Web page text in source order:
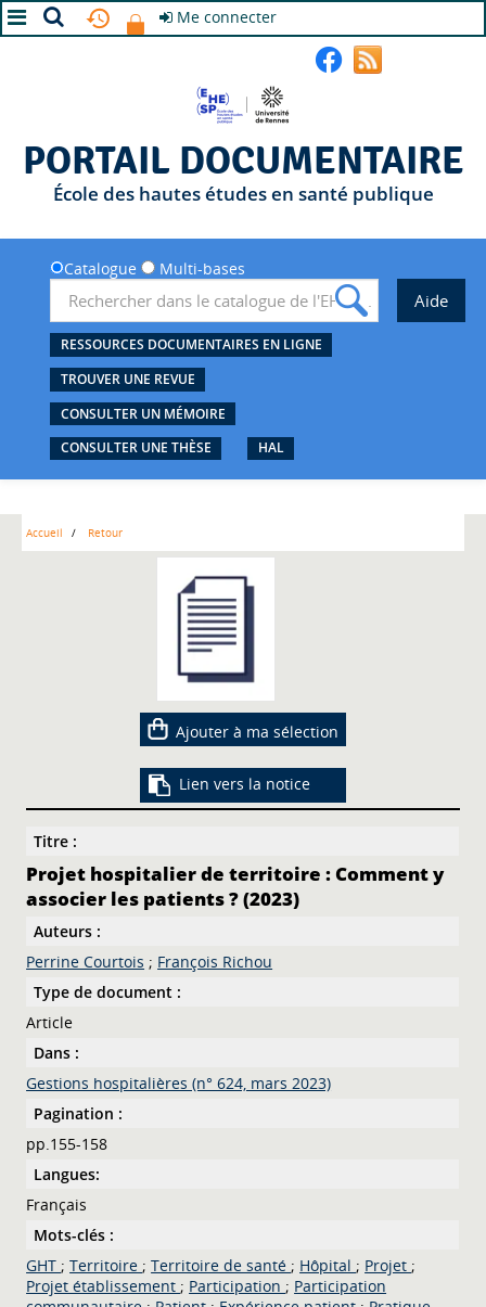
Me connecter
PORTAIL DOCUMENTAIRE
École des hautes études en santé publique
Catalogue Multi-bases
RESSOURCES DOCUMENTAIRES EN LIGNE
TROUVER UNE REVUE
CONSULTER UN MÉMOIRE
CONSULTER UNE THÈSE
HAL
Accueil Retour
Ajouter à ma sélection
Lien vers la notice
Titre :
Projet hospitalier de territoire : Comment y
associer les patients ? (2023)
Auteurs :
Perrine Courtois ; François Richou
Type de document :
Article
Dans :
Gestions hospitalières (n° 624, mars 2023)
Pagination :
pp.155-158
Langues:
Français
Mots-clés :
GHT ; Territoire ; Territoire de santé ; Hôpital ; Projet ;
Projet établissement ; Participation ; Participation